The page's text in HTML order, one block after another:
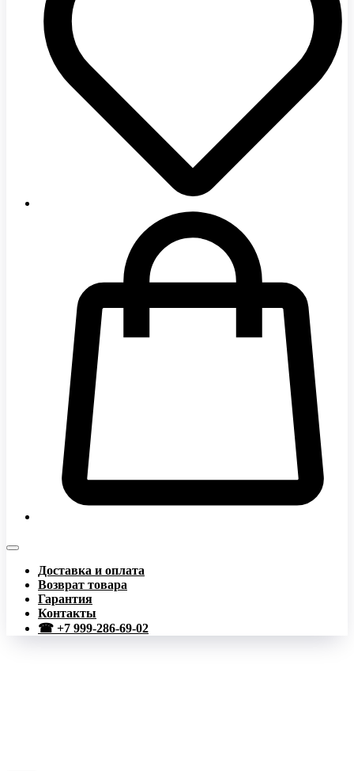
Доставка и оплата
Возврат товара
Гарантия
Контакты
☎ +7 999-286-69-02